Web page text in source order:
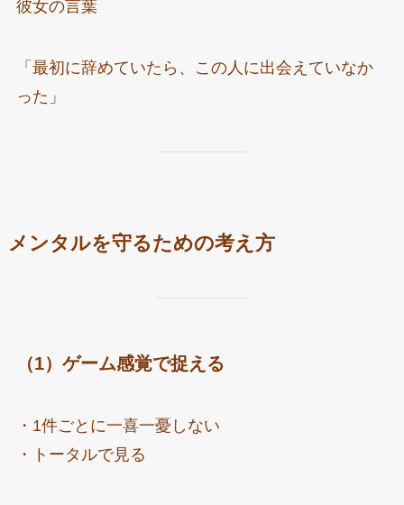
彼女の言葉
「最初に辞めていたら、この人に出会えていなか
った」
メンタルを守るための考え方
（1）ゲーム感覚で捉える
・1件ごとに一喜一憂しない
・トータルで見る